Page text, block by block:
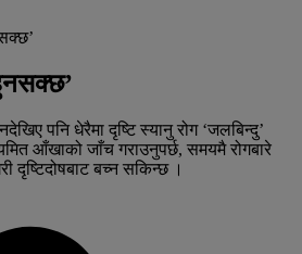
पनि धेरैमा दृष्टि स्यानु रोग ‘जलबिन्दु’
आँखाको जाँच गराउनुपर्छ, समयमै रोगबारे
दृष्टिदोषबाट बच्न सकिन्छ ।